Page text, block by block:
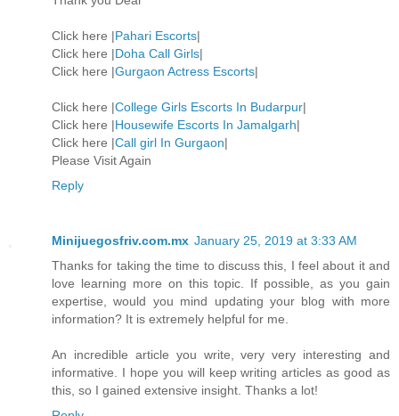
Click here |Pahari Escorts|
Click here |Doha Call Girls|
Click here |Gurgaon Actress Escorts|
Click here |College Girls Escorts In Budarpur|
Click here |Housewife Escorts In Jamalgarh|
Click here |Call girl In Gurgaon|
Please Visit Again
Reply
Minijuegosfriv.com.mx January 25, 2019 at 3:33 AM
Thanks for taking the time to discuss this, I feel about it and
love learning more on this topic. If possible, as you gain
expertise, would you mind updating your blog with more
information? It is extremely helpful for me.
An incredible article you write, very very interesting and
informative. I hope you will keep writing articles as good as
this, so I gained extensive insight. Thanks a lot!